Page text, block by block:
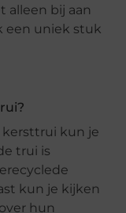
alleen bij aan
een uniek stuk
kersttrui kun je
trui is
kun je kijken
hun